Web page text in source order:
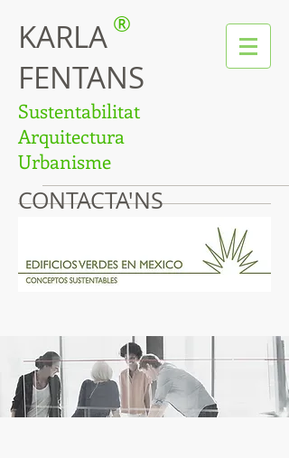
KARLA
FENTANS
Sustentabilitat
Arquitectura
Urbanisme
®
CONTACTA'NS